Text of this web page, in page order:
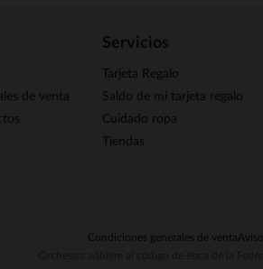
de venta
Servicios
Tarjeta Regalo
Saldo de mi tarjeta regalo
Cuidado ropa
Tiendas
Condiciones generales de venta